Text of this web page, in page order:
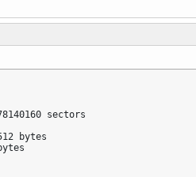
sectors
bytes